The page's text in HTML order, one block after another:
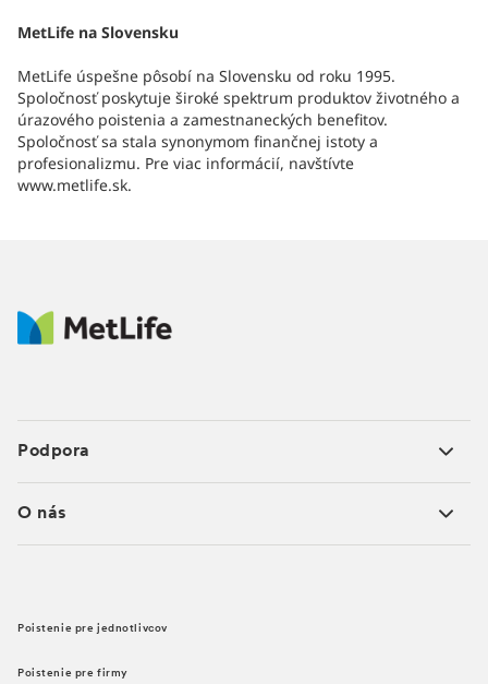
MetLife na Slovensku
MetLife úspešne pôsobí na Slovensku od roku 1995.
Spoločnosť poskytuje široké spektrum produktov životného a
úrazového poistenia a zamestnaneckých benefitov.
Spoločnosť sa stala synonymom finančnej istoty a
profesionalizmu. Pre viac informácií, navštívte
www.metlife.sk.
Podpora
O nás
Poistenie pre jednotlivcov
Poistenie pre firmy